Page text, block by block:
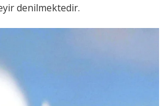
denilmektedir.